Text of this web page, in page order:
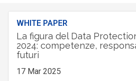
WHITE PAPER
La figura del Data
2024: competenze,
futuri
17 Mar 2025